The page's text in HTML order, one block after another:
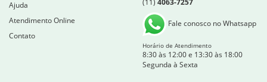
Ajuda
Atendimento Online
Contato
(11) 4063-7257
Fale conosco no Whatsapp
Horário de Atendimento
8:30 às 12:00 e 13:30 às 18:00
Segunda à Sexta